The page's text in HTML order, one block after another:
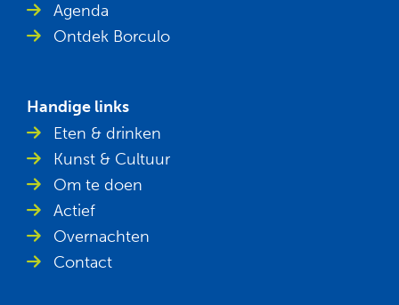
Agenda
Ontdek Borculo
Handige links
Eten & drinken
Kunst & Cultuur
Om te doen
Actief
Overnachten
Contact